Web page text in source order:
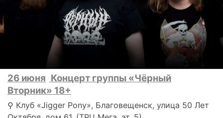
26 июня Концерт группы «Чёрный
Вторник» 18+
⚲ Клуб «Jigger Pony», Благовещенск, улица 50 Лет